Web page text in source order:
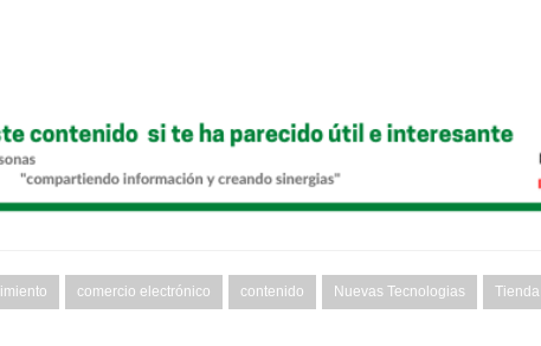
comercio electrónico contenido Nuevas Tecnologias